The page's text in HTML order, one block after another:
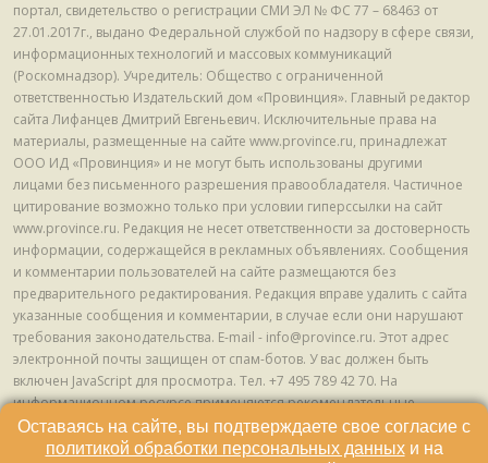
портал, свидетельство о регистрации СМИ ЭЛ № ФС 77 – 68463 от
27.01.2017г., выдано Федеральной службой по надзору в сфере связи,
информационных технологий и массовых коммуникаций
(Роскомнадзор). Учредитель: Общество с ограниченной
ответственностью Издательский дом «Провинция». Главный редактор
сайта Лифанцев Дмитрий Евгеньевич. Исключительные права на
материалы, размещенные на сайте www.province.ru, принадлежат
ООО ИД «Провинция» и не могут быть использованы другими
лицами без письменного разрешения правообладателя. Частичное
цитирование возможно только при условии гиперссылки на сайт
www.province.ru. Редакция не несет ответственности за достоверность
информации, содержащейся в рекламных объявлениях. Сообщения
и комментарии пользователей на сайте размещаются без
предварительного редактирования. Редакция вправе удалить с сайта
указанные сообщения и комментарии, в случае если они нарушают
требования законодательства. E-mail - info@province.ru. Этот адрес
электронной почты защищен от спам-ботов. У вас должен быть
включен JavaScript для просмотра. Tел. +7 495 789 42 70. На
информационном ресурсе применяются рекомендательные
технологии (информационные технологии предоставления
информации на основе сбора, систематизации и анализа сведений,
Оставаясь на сайте, вы подтверждаете свое согласие с
политикой обработки персональных данныхи на